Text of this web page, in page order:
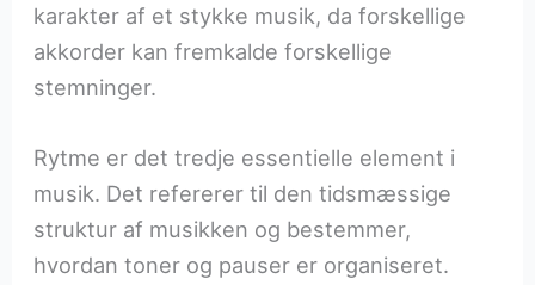
karakter af et stykke musik, da forskellige
akkorder kan fremkalde forskellige
stemninger.
Rytme er det tredje essentielle element i
musik. Det refererer til den tidsmæssige
struktur af musikken og bestemmer,
hvordan toner og pauser er organiseret.